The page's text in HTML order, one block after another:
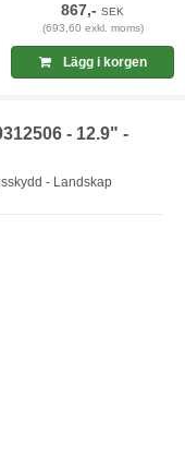
867,-SEK
(693,60 exkl. moms)
Lägg i korgen
- 12.9" -
- Landskap